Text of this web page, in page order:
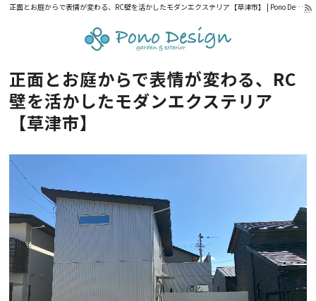
正面とお庭からで表情が変わる、RC壁を活かしたモダンエクステリア【草津市】 | Pono Design｜滋賀県・京都府の外構設計・施工
正面とお庭からで表情が変わる、RC
壁を活かしたモダンエクステリア
【草津市】